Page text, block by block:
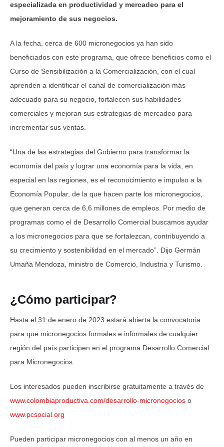
especializada en productividad y mercadeo para el
mejoramiento de sus negocios.
A la fecha, cerca de 600 micronegocios ya han sido
beneficiados con este programa, que ofrece beneficios como el
Curso de Sensibilización a la Comercialización, con el cual
aprenden a identificar el canal de comercialización más
adecuado para su negocio, fortalecen sus habilidades
comerciales y mejoran sus estrategias de mercadeo para
incrementar sus ventas.
“Una de las estrategias del Gobierno para transformar la
economía del país y lograr una economía para la vida, en
especial en las regiones, es el reconocimiento e impulso a la
Economía Popular, de la que hacen parte los micronegocios,
que generan cerca de 6,6 millones de empleos. Por medio de
programas como el de Desarrollo Comercial buscamos ayudar
a los micronegocios para que se fortalezcan, contribuyendo a
su crecimiento y sostenibilidad en el mercado”. Dijo Germán
Umaña Mendoza, ministro de Comercio, Industria y Turismo.
¿Cómo participar?
Hasta el 31 de enero de 2023 estará abierta la convocatoria
para que micronegocios formales e informales de cualquier
región del país participen en el programa Desarrollo Comercial
para Micronegocios.
Los interesados pueden inscribirse gratuitamente a través de
www.colombiaproductiva.com/desarrollo-micronegocios o
www.pcsocial.org
Pueden participar micronegocios con al menos un año en